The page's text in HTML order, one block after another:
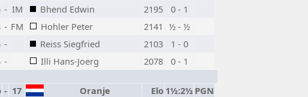
- IM Bhend Edwin 2195
0 - 1
- FM Hohler Peter 2141 ½ - ½
- Reiss Siegfried 2103
1 - 0
- Illi Hans-Joerg 2078
0 - 1
- 17 Oranje Elo 1½:2½ PGN